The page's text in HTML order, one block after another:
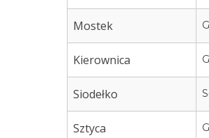
Mostek
Kierownica
Siodełko
Sztyca